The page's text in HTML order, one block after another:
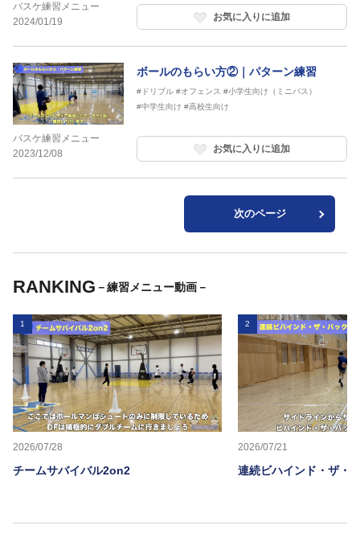
バスケ練習メニュー
2024/01/19
お気に入りに追加
バスケ練習メニュー
2023/12/08
ボールのもらい方②｜パターン練習
#ドリブル #オフェンス #小学生向け（ミニバス）
#中学生向け #高校生向け
お気に入りに追加
次のページ
RANKING －練習メニュー動画－
1
2026/07/28
チームサバイバル2on2
2
2026/07/21
連続ビハインド・ザ・